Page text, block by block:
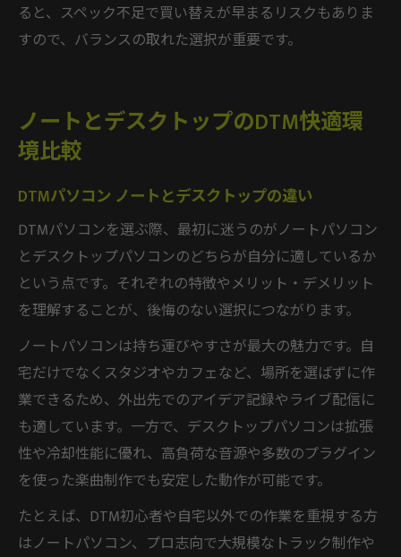
ると、スペック不足で買い替えが早まるリスクもありま
すので、バランスの取れた選択が重要です。
ノートとデスクトップのDTM快適環
境比較
DTMパソコン ノートとデスクトップの違い
DTMパソコンを選ぶ際、最初に迷うのがノートパソコン
とデスクトップパソコンのどちらが自分に適しているか
という点です。それぞれの特徴やメリット・デメリット
を理解することが、後悔のない選択につながります。
ノートパソコンは持ち運びやすさが最大の魅力です。自
宅だけでなくスタジオやカフェなど、場所を選ばずに作
業できるため、外出先でのアイデア記録やライブ配信に
も適しています。一方で、デスクトップパソコンは拡張
性や冷却性能に優れ、高負荷な音源や多数のプラグイン
を使った楽曲制作でも安定した動作が可能です。
たとえば、DTM初心者や自宅以外での作業を重視する方
はノートパソコン、プロ志向で大規模なトラック制作や